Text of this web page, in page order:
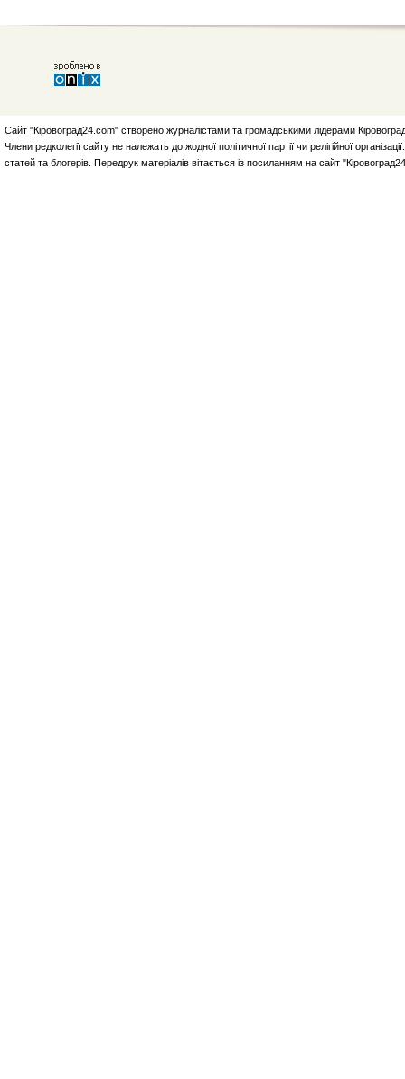
Сайт "Кіровоград24.com" створено журналістами та громадськими лідерами
Члени редколегії сайту не належать до жодної політичної партії чи релігійної
статей та блогерів. Передрук матеріалів вітається із посиланням на сайт